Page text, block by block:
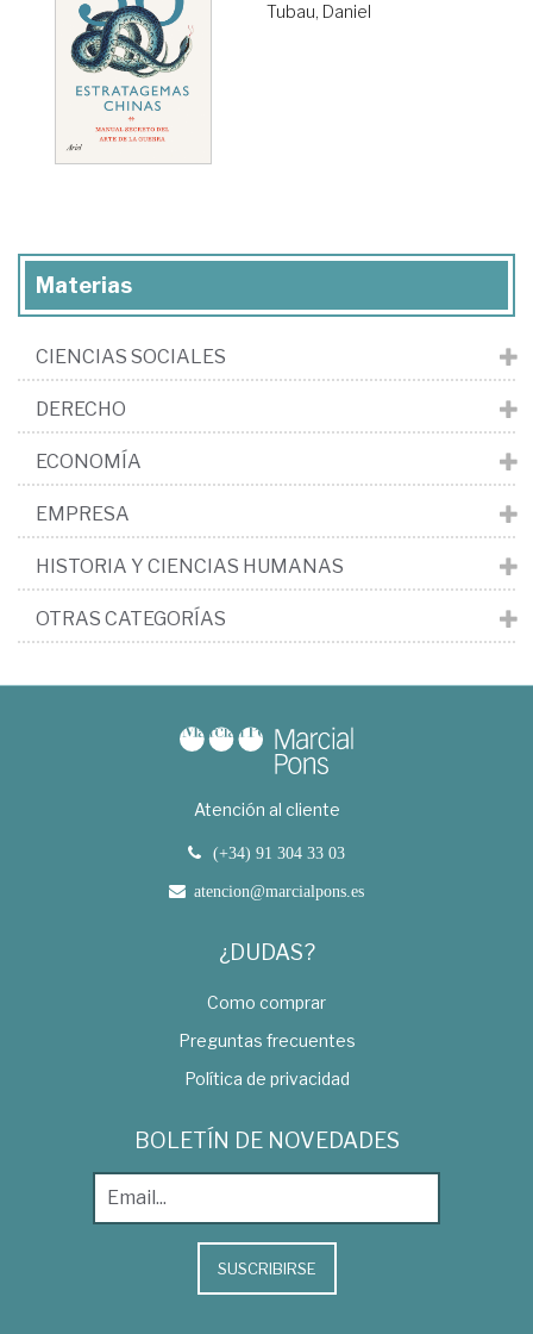
Tubau, Daniel
Materias
CIENCIAS SOCIALES
DERECHO
ECONOMÍA
EMPRESA
HISTORIA Y CIENCIAS HUMANAS
OTRAS CATEGORÍAS
Atención al cliente
(+34) 91 304 33 03
atencion@marcialpons.es
¿DUDAS?
Como comprar
Preguntas frecuentes
Política de privacidad
BOLETÍN DE NOVEDADES
SUSCRIBIRSE